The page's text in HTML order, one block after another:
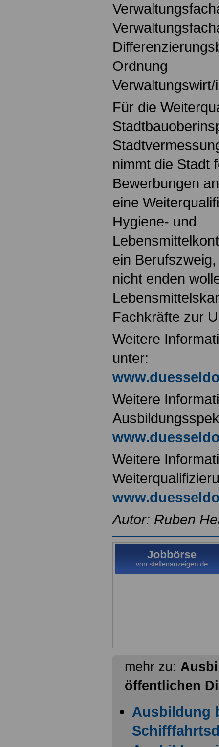
Ordnung
Verwaltungswirt/
Für die
nimmt die Stadt
Bewerbungen
eine
Hygiene- und
ein
nicht enden
Fachkräfte zur
Weitere
unter:
Weitere
Weitere
Autor: Ruben
mehr zu:
öffentlichen
Ausbildung